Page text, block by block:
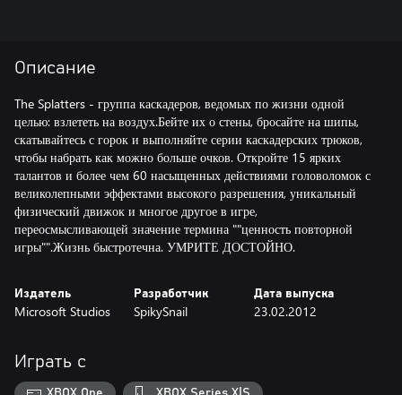
Описание
The Splatters - группа каскадеров, ведомых по жизни одной
целью: взлететь на воздух.Бейте их о стены, бросайте на шипы,
скатывайтесь с горок и выполняйте серии каскадерских трюков,
чтобы набрать как можно больше очков. Откройте 15 ярких
талантов и более чем 60 насыщенных действиями головоломок с
великолепными эффектами высокого разрешения, уникальный
физический движок и многое другое в игре,
переосмысливающей значение термина ""ценность повторной
игры"".Жизнь быстротечна. УМРИТЕ ДОСТОЙНО.
Издатель
Microsoft Studios
Разработчик
SpikySnail
Дата выпуска
23.02.2012
Играть с